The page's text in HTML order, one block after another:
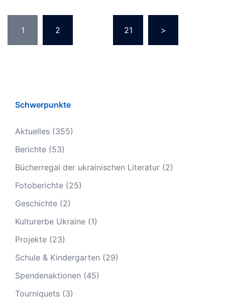
1 2 21 >
Schwerpunkte
Aktuelles (355)
Berichte (53)
Bücherregal der ukrainischen Literatur (2)
Fotoberichte (25)
Geschichte (2)
Kulturerbe Ukraine (1)
Projekte (23)
Schule & Kindergarten (29)
Spendenaktionen (45)
Tourniquets (3)